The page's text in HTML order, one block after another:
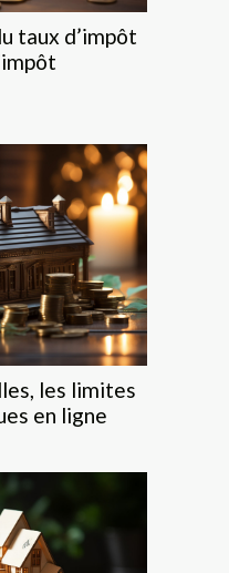
taux d’impôt
les limites
en ligne